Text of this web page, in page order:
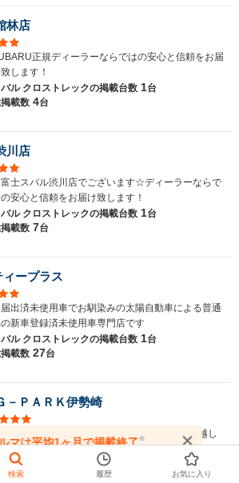
林店
正規ディーラーならではの安心と信頼をお届
します！
バル クロストレックの掲載台数 1台
載数 4台
川店
士スバル渋川店でございます☆ディーラーならで
安心と信頼をお届け致します！
バル クロストレックの掲載台数 1台
載数 7台
ープラス
出済未使用車でお馴染みの太陽自動車による普通
新車登録済未使用車専門店です
バル クロストレックの掲載台数 1台
載数 27台
－ＰＡＲＫ伊勢崎
伊勢崎ICより車で１0分！！是非当店へお越し
ださい！！☆☆☆
バル クロストレックの掲載台数
掲載数
マは平均1ヶ月で掲載終了※
なる前にお問い合わせください
検索 履歴 お気に入り